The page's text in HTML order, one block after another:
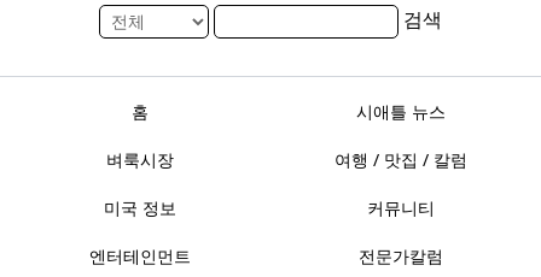
검색
홈 시애틀 뉴스
벼룩시장 여행 / 맛집 / 칼럼
미국 정보 커뮤니티
엔터테인먼트 전문가칼럼